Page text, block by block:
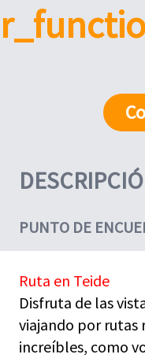
PUNTO DE
Ruta en Teide
Disfruta de las
viajando por rutas
increíbles, como